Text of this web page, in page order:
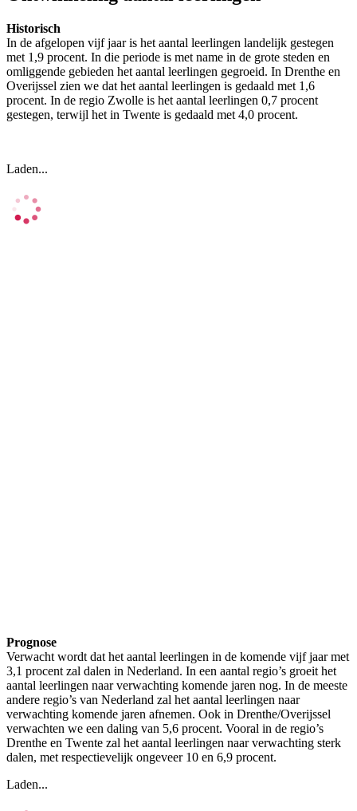
Historisch
In de afgelopen vijf jaar is het aantal leerlingen landelijk gestegen
met 1,9 procent. In die periode is met name in de grote steden en
omliggende gebieden het aantal leerlingen gegroeid. In Drenthe en
Overijssel zien we dat het aantal leerlingen is gedaald met 1,6
procent. In de regio Zwolle is het aantal leerlingen 0,7 procent
gestegen, terwijl het in Twente is gedaald met 4,0 procent.
Laden...
Prognose
Verwacht wordt dat het aantal leerlingen in de komende vijf jaar met
3,1 procent zal dalen in Nederland. In een aantal regio’s groeit het
aantal leerlingen naar verwachting komende jaren nog. In de meeste
andere regio’s van Nederland zal het aantal leerlingen naar
verwachting komende jaren afnemen. Ook in Drenthe/Overijssel
verwachten we een daling van 5,6 procent. Vooral in de regio’s
Drenthe en Twente zal het aantal leerlingen naar verwachting sterk
dalen, met respectievelijk ongeveer 10 en 6,9 procent.
Laden...